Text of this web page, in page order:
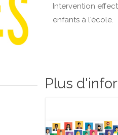
Intervention
enfants à l'école.
Plus